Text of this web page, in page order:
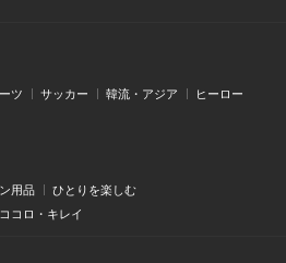
ツ サッカー 韓流・アジア ヒーロー
用品
ひとりを楽しむ
コロ・キレイ